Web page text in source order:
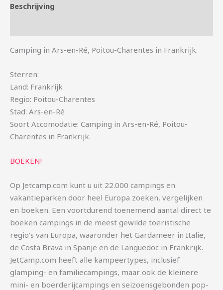
Beschrijving
Camping in Ars-en-Ré, Poitou-Charentes in Frankrijk.
Sterren:
Land: Frankrijk
Regio: Poitou-Charentes
Stad: Ars-en-Ré
Soort Accomodatie: Camping in Ars-en-Ré, Poitou-
Charentes in Frankrijk.
BOEKEN!
Op Jetcamp.com kunt u uit 22.000 campings en
vakantieparken door heel Europa zoeken, vergelijken
en boeken. Een voortdurend toenemend aantal direct te
boeken campings in de meest gewilde toeristische
regio’s van Europa, waaronder het Gardameer in Italië,
de Costa Brava in Spanje en de Languedoc in Frankrijk.
JetCamp.com heeft alle kampeertypes, inclusief
glamping- en familiecampings, maar ook de kleinere
mini- en boerderijcampings en seizoensgebonden pop-